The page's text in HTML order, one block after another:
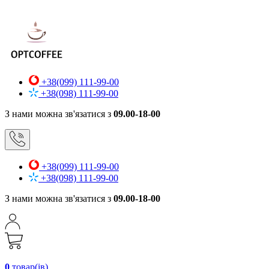
+38(099) 111-99-00
+38(098) 111-99-00
З нами можна зв'язатися з 09.00-18-00
+38(099) 111-99-00
+38(098) 111-99-00
З нами можна зв'язатися з 09.00-18-00
0 товар(ів)